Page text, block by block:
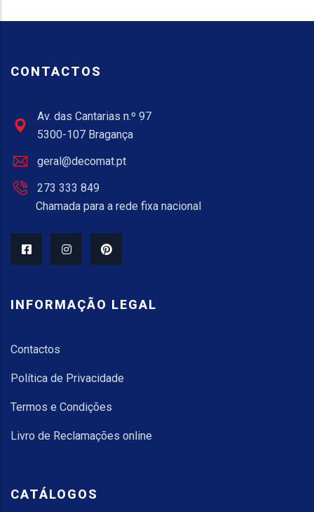
CONTACTOS
Av. das Cantarias n.º 97
5300-107 Bragança
geral@decomat.pt
273 333 849
Chamada para a rede fixa nacional
INFORMAÇÃO LEGAL
Contactos
Política de Privacidade
Termos e Condições
Livro de Reclamações online
CATÁLOGOS